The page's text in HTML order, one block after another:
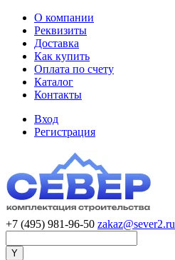
О компании
Реквизиты
Доставка
Как купить
Оплата по счету
Каталог
Контакты
Вход
Регистрация
+7 (495) 981-96-50 zakaz@sever2.ru